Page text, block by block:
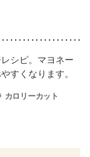
シピ。マヨネー
すくなります。
カロリーカット